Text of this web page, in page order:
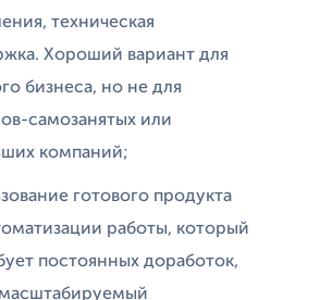
техническая
Хороший вариант для
бизнеса, но не для
самозанятых или
компаний;
готового продукта
работы, который
постоянных доработок,